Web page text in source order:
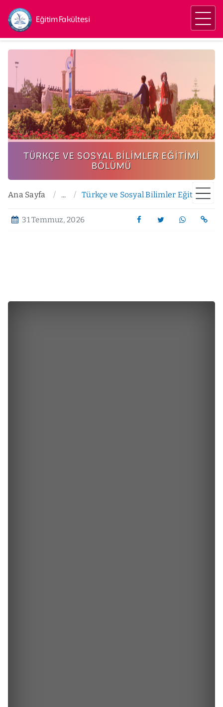
Eğitim Fakültesi
TÜRKÇE VE SOSYAL BILIMLER EĞITIMI
BÖLÜMÜ
Ana Sayfa ... Türkçe ve Sosyal Bilimler Eğitimi Bölümü
31 Temmuz, 2026